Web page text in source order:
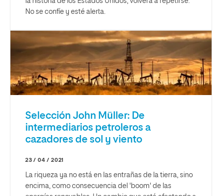
No se confíe y esté alerta.
Selección John Müller: De
intermediarios petroleros a
cazadores de sol y viento
23 / 04 / 2021
La riqueza ya no está en las entrañas de la tierra, sino
encima, como consecuencia del 'boom' de las